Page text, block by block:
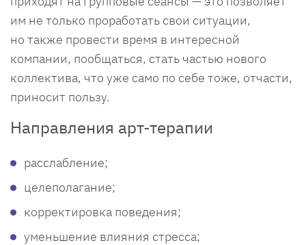
им не только проработать свои ситуации,
но также провести время в интересной
компании, пообщаться, стать частью нового
коллектива, что уже само по себе тоже, отчасти,
приносит пользу.
Направления арт-терапии
расслабление;
целеполагание;
корректировка поведения;
уменьшение влияния стресса;